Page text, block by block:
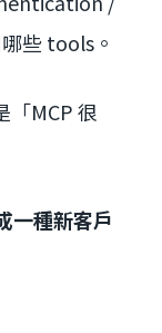
些 tools。
「MCP 很
一種新客戶